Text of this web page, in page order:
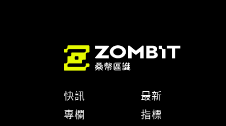
快訊
專欄
最新
指標